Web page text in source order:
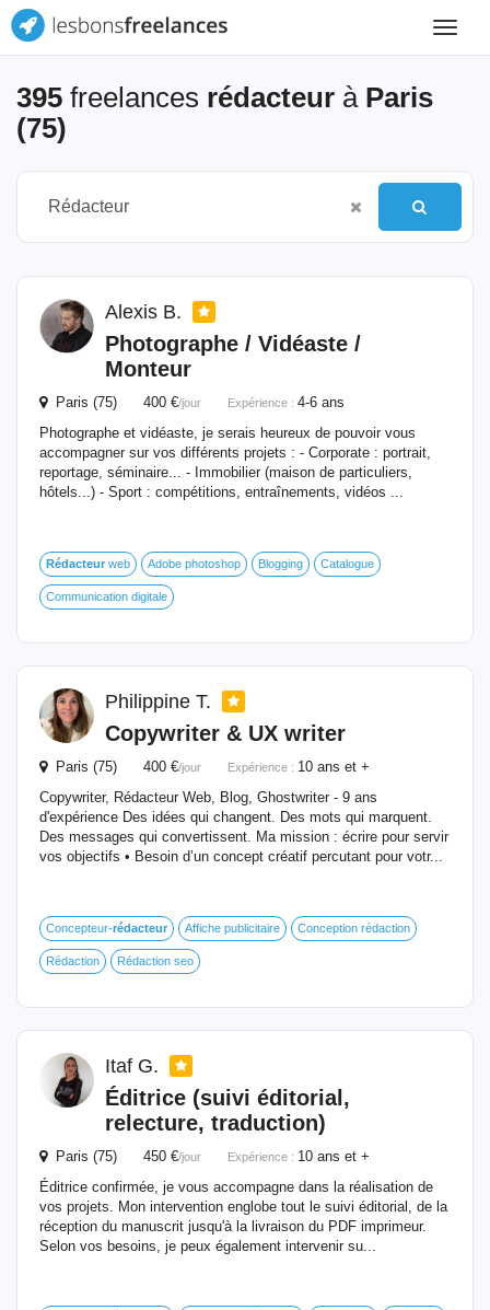
Toggle
395 freelances rédacteur à Paris
(75)
Alexis B.
Photographe / Vidéaste /
Monteur
Paris (75) 400 €/jour Expérience : 4-6 ans
Photographe et vidéaste, je serais heureux de pouvoir vous
accompagner sur vos différents projets : - Corporate : portrait,
reportage, séminaire... - Immobilier (maison de particuliers,
hôtels...) - Sport : compétitions, entraînements, vidéos ...
Rédacteur web Adobe photoshop Blogging Catalogue
Communication digitale
Philippine T.
Copywriter & UX writer
Paris (75) 400 €/jour Expérience : 10 ans et +
Copywriter, Rédacteur Web, Blog, Ghostwriter - 9 ans
d'expérience Des idées qui changent. Des mots qui marquent.
Des messages qui convertissent. Ma mission : écrire pour servir
vos objectifs • Besoin d’un concept créatif percutant pour votr...
Concepteur-rédacteur Affiche publicitaire Conception rédaction
Rédaction Rédaction seo
Itaf G.
Éditrice (suivi éditorial,
relecture, traduction)
Paris (75) 450 €/jour Expérience : 10 ans et +
Éditrice confirmée, je vous accompagne dans la réalisation de
vos projets. Mon intervention englobe tout le suivi éditorial, de la
réception du manuscrit jusqu'à la livraison du PDF imprimeur.
Selon vos besoins, je peux également intervenir su...